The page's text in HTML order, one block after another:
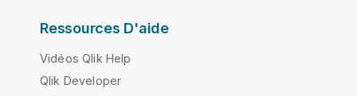
Ressources D'aide
Vidéos Qlik Help
Qlik Developer